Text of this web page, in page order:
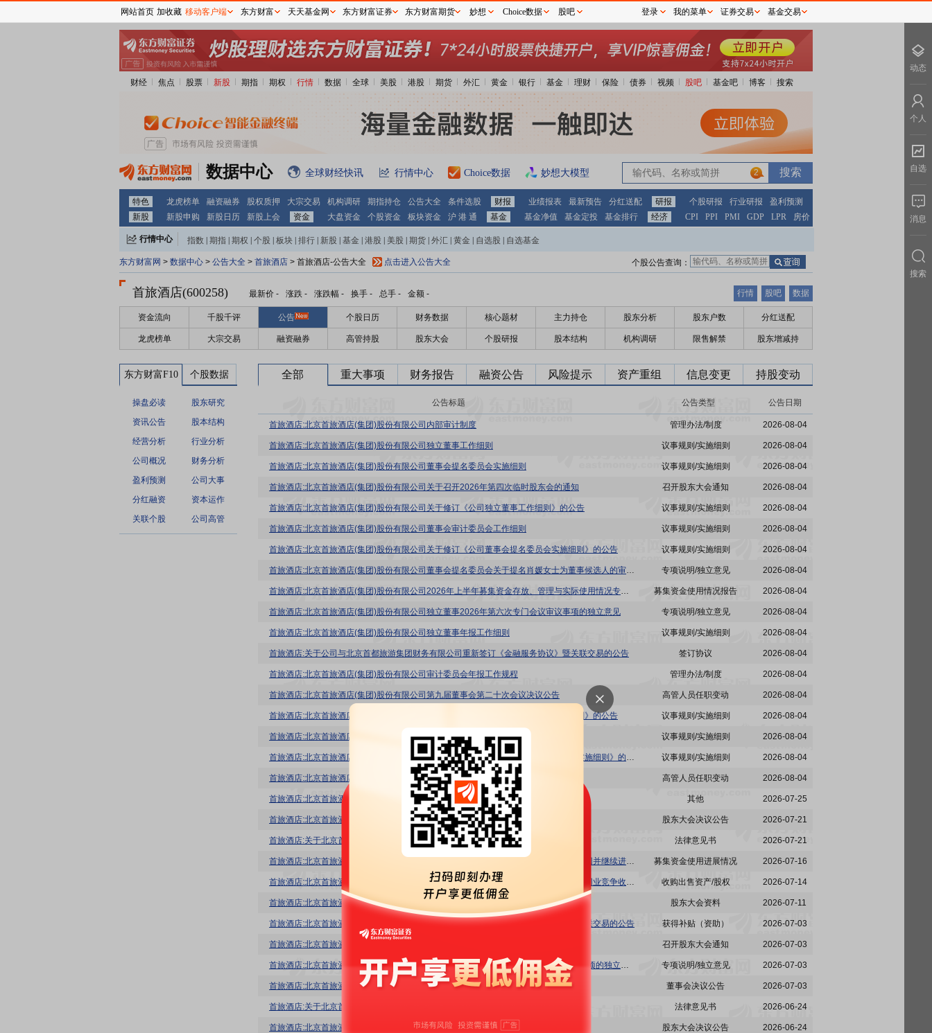
财经 焦点 股票 新股 期指 期权 行情 数据 全球 美股 港股 期货 外汇 黄金 银行 基金 理财 保险 债券 视频 股吧 基金吧 博客 搜索
数据中心 全球财经快讯 行情中心 Choice数据 妙想大模型 2
特色 龙虎榜单 融资融券 股权质押 大宗交易 机构调研 期指持仓 公告大全 条件选股 财报 业绩报表 最新预告 分红送配 研报 个股研报 行业研报
盈利预测
新股
新股申购 新股日历 新股上会 资金 大盘资金 个股资金 板块资金 沪 港 通 基金 基金净值 基金定投 基金排行 经济 CPI PPI PMI GDP LPR 房价
行情中心 指数 期指 期权 个股 板块 排行 新股 基金 港股 美股 期货 外汇 黄金 自选股 自选基金
东方财富网 > 数据中心 > 公告大全 > 首旅酒店 > 首旅酒店-公告大全 点击进入公告大全 个股公告查询：
首旅酒店(600258) 最新价 - 涨跌 - 涨跌幅 - 换手 - 总手 - 金额 - 行情 股吧 数据
资金流向 千股千评 公告 个股日历 财务数据 核心题材 主力持仓 股东分析 股东户数 分红送配
龙虎榜单 大宗交易 融资融券 高管持股 股东大会 个股研报 股本结构 机构调研 限售解禁 股东增减持
东方财富F10 个股数据
操盘必读
股东研究
资讯公告
股本结构
经营分析
行业分析
公司概况
财务分析
盈利预测
公司大事
分红融资
资本运作
关联个股
公司高管
全部 重大事项 财务报告 融资公告 风险提示 资产重组 信息变更 持股变动
公告标题 公告类型 公告日期
首旅酒店:北京首旅酒店(集团)股份有限公司内部审计制度 管理办法/制度 2026-08-04
首旅酒店:北京首旅酒店(集团)股份有限公司独立董事工作细则 议事规则/实施细则 2026-08-04
首旅酒店:北京首旅酒店(集团)股份有限公司董事会提名委员会实施细则 议事规则/实施细则 2026-08-04
首旅酒店:北京首旅酒店(集团)股份有限公司关于召开2026年第四次临时股东会的通知 召开股东大会通知 2026-08-04
首旅酒店:北京首旅酒店(集团)股份有限公司关于修订《公司独立董事工作细则》的公告 议事规则/实施细则 2026-08-04
首旅酒店:北京首旅酒店(集团)股份有限公司董事会审计委员会工作细则 议事规则/实施细则 2026-08-04
首旅酒店:北京首旅酒店(集团)股份有限公司关于修订《公司董事会提名委员会实施细则》的公告 议事规则/实施细则 2026-08-04
首旅酒店:北京首旅酒店(集团)股份有限公司董事会提名委员会关于提名肖媛女士为董事候选人的审核意见 专项说明/独立意见 2026-08-04
首旅酒店:北京首旅酒店(集团)股份有限公司2026年上半年募集资金存放、管理与实际使用情况专项报告的公告 募集资金使用情况报告 2026-08-04
首旅酒店:北京首旅酒店(集团)股份有限公司独立董事2026年第六次专门会议审议事项的独立意见 专项说明/独立意见 2026-08-04
首旅酒店:北京首旅酒店(集团)股份有限公司独立董事年报工作细则 议事规则/实施细则 2026-08-04
首旅酒店:关于公司与北京首都旅游集团财务有限公司重新签订《金融服务协议》暨关联交易的公告 签订协议 2026-08-04
首旅酒店:北京首旅酒店(集团)股份有限公司审计委员会年报工作规程 管理办法/制度 2026-08-04
首旅酒店:北京首旅酒店(集团)股份有限公司第九届董事会第二十次会议决议公告 高管人员任职变动 2026-08-04
首旅酒店:北京首旅酒店(集团)股份有限公司关于修订《公司董事会审计委员会实施细则》的公告 议事规则/实施细则 2026-08-04
首旅酒店:北京首旅酒店(集团)股份有限公司董事会薪酬与考核委员会实施细则 议事规则/实施细则 2026-08-04
首旅酒店:北京首旅酒店(集团)股份有限公司关于修订《公司董事会薪酬与考核委员会实施细则》的公告 议事规则/实施细则 2026-08-04
首旅酒店:北京首旅酒店(集团)股份有限公司关于公司高级管理人员离任的公告 高管人员任职变动 2026-08-04
首旅酒店:北京首旅酒店(集团)股份有限公司关于公司经营情况等相关事项的公告 其他 2026-07-25
首旅酒店:北京首旅酒店(集团)股份有限公司2026年第三次临时股东会决议公告 股东大会决议公告 2026-07-21
首旅酒店:关于北京首旅酒店(集团)股份有限公司2026年第三次临时股东会的法律意见书 法律意见书 2026-07-21
首旅酒店:北京首旅酒店(集团)股份有限公司关于使用闲置募集资金进行现金管理到期赎回并继续进行现金管理进展的公告 募集资金使用进展情况 2026-07-16
首旅酒店:北京首旅酒店(集团)股份有限公司关于收到公司控股股东首旅集团支付因解决同业竞争收购安麓管理40%股权未实现业绩承诺补偿款的公告 收购出售资产/股权 2026-07-14
首旅酒店:北京首旅酒店(集团)股份有限公司2026年第三次临时股东会会议文件 股东大会资料 2026-07-11
首旅酒店:北京首旅酒店(集团)股份有限公司关于调整对合资公司提供财务资助事项暨关联交易的公告 获得补贴（资助） 2026-07-03
首旅酒店:北京首旅酒店(集团)股份有限公司关于召开2026年第三次临时股东会的通知 召开股东大会通知 2026-07-03
首旅酒店:北京首旅酒店(集团)股份有限公司独立董事关于2026年第五次专门会议审议事项的独立意见 专项说明/独立意见 2026-07-03
首旅酒店:北京首旅酒店(集团)股份有限公司第九届董事会第十九次会议决议公告 董事会决议公告 2026-07-03
首旅酒店:关于北京首旅酒店(集团)股份有限公司2026年第二次临时股东会的法律意见书 法律意见书 2026-06-24
首旅酒店:北京首旅酒店(集团)股份有限公司2026年第二次临时股东会决议公告 股东大会决议公告 2026-06-24
网站首页 加收藏 移动客户端 东方财富 天天基金网 东方财富证券 东方财富期货 妙想 Choice数据 股吧 登录 我的菜单 证券交易 基金交易
动态
个人
自选
消息
搜索